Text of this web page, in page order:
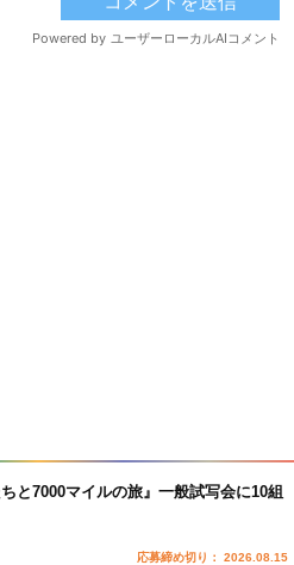
ちと7000マイルの旅』一般試写会に10組
応募締め切り： 2026.08.15